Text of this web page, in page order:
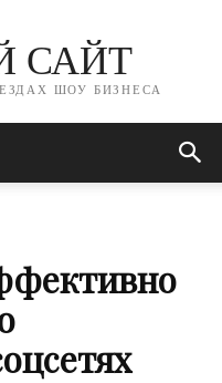
САЙТ
ШОУ БИЗНЕСА